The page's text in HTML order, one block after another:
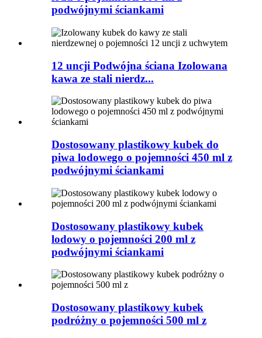
podwójnymi ściankami
12 uncji Podwójna ściana Izolowana
kawa ze stali nierdz...
Dostosowany plastikowy kubek do
piwa lodowego o pojemności 450 ml z
podwójnymi ściankami
Dostosowany plastikowy kubek
lodowy o pojemności 200 ml z
podwójnymi ściankami
Dostosowany plastikowy kubek
podróżny o pojemności 500 ml z